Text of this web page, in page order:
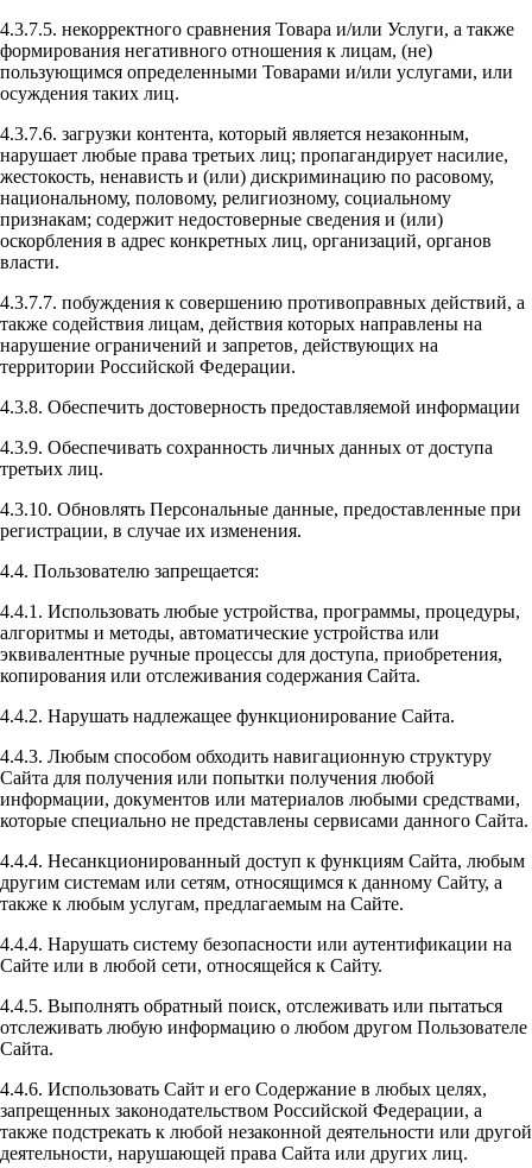
4.3.7.5. некорректного сравнения Товара и/или Услуги, а также
формирования негативного отношения к лицам, (не)
пользующимся определенными Товарами и/или услугами, или
осуждения таких лиц.
4.3.7.6. загрузки контента, который является незаконным,
нарушает любые права третьих лиц; пропагандирует насилие,
жестокость, ненависть и (или) дискриминацию по расовому,
национальному, половому, религиозному, социальному
признакам; содержит недостоверные сведения и (или)
оскорбления в адрес конкретных лиц, организаций, органов
власти.
4.3.7.7. побуждения к совершению противоправных действий, а
также содействия лицам, действия которых направлены на
нарушение ограничений и запретов, действующих на
территории Российской Федерации.
4.3.8. Обеспечить достоверность предоставляемой информации
4.3.9. Обеспечивать сохранность личных данных от доступа
третьих лиц.
4.3.10. Обновлять Персональные данные, предоставленные при
регистрации, в случае их изменения.
4.4. Пользователю запрещается:
4.4.1. Использовать любые устройства, программы, процедуры,
алгоритмы и методы, автоматические устройства или
эквивалентные ручные процессы для доступа, приобретения,
копирования или отслеживания содержания Сайта.
4.4.2. Нарушать надлежащее функционирование Сайта.
4.4.3. Любым способом обходить навигационную структуру
Сайта для получения или попытки получения любой
информации, документов или материалов любыми средствами,
которые специально не представлены сервисами данного Сайта.
4.4.4. Несанкционированный доступ к функциям Сайта, любым
другим системам или сетям, относящимся к данному Сайту, а
также к любым услугам, предлагаемым на Сайте.
4.4.4. Нарушать систему безопасности или аутентификации на
Сайте или в любой сети, относящейся к Сайту.
4.4.5. Выполнять обратный поиск, отслеживать или пытаться
отслеживать любую информацию о любом другом Пользователе
Сайта.
4.4.6. Использовать Сайт и его Содержание в любых целях,
запрещенных законодательством Российской Федерации, а
также подстрекать к любой незаконной деятельности или другой
деятельности, нарушающей права Сайта или других лиц.